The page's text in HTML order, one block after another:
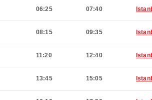
06:25 07:40
08:15 09:35
11:20 12:40
13:45 15:05